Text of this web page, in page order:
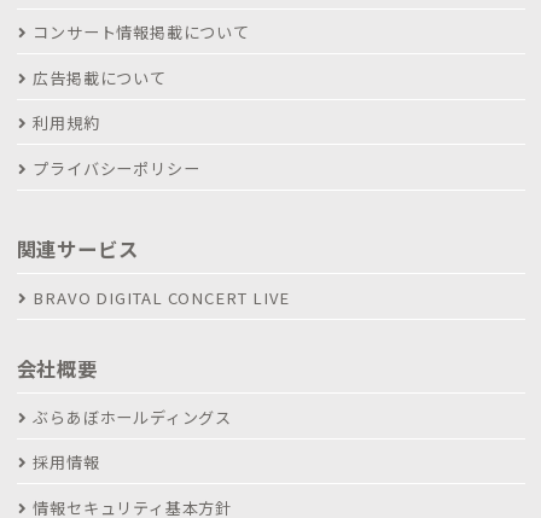
コンサート情報掲載について
広告掲載について
利用規約
プライバシーポリシー
関連サービス
BRAVO DIGITAL CONCERT LIVE
会社概要
ぶらあぼホールディングス
採用情報
情報セキュリティ基本方針